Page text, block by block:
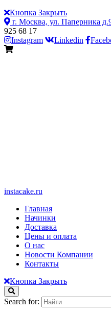
Кнопка Закрыть
г. Москва, ул. Паперника
925 68 17
Instagram
Linkedin
instacake.ru
Главная
Начинки
Доставка
Цены и оплата
О нас
Новости Компании
Контакты
Кнопка Закрыть
Search for: